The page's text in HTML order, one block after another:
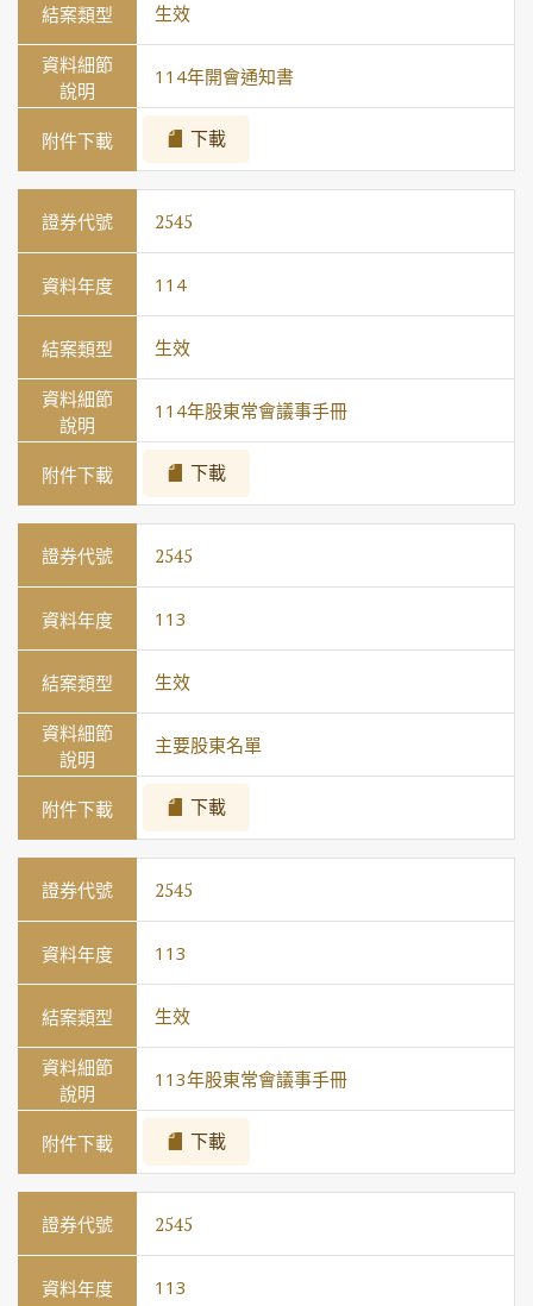
生效
114年開會通知書
下載
2545
114
生效
114年股東常會議事手冊
下載
2545
113
生效
主要股東名單
下載
2545
113
生效
113年股東常會議事手冊
下載
2545
113